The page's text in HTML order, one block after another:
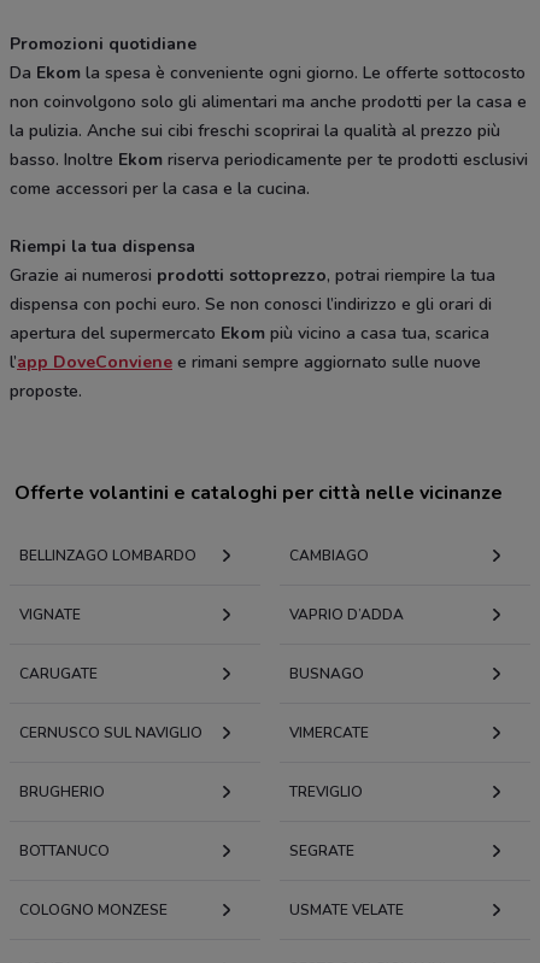
Promozioni quotidiane
Da Ekom la spesa è conveniente ogni giorno. Le offerte sottocosto
non coinvolgono solo gli alimentari ma anche prodotti per la casa e
la pulizia. Anche sui cibi freschi scoprirai la qualità al prezzo più
basso. Inoltre Ekom riserva periodicamente per te prodotti esclusivi
come accessori per la casa e la cucina.
Riempi la tua dispensa
Grazie ai numerosi prodotti sottoprezzo, potrai riempire la tua
dispensa con pochi euro. Se non conosci l’indirizzo e gli orari di
apertura del supermercato Ekom più vicino a casa tua, scarica
l’app DoveConviene e rimani sempre aggiornato sulle nuove
proposte.
Offerte volantini e cataloghi per città nelle vicinanze
BELLINZAGO LOMBARDO CAMBIAGO
VIGNATE VAPRIO D’ADDA
CARUGATE BUSNAGO
CERNUSCO SUL NAVIGLIO VIMERCATE
BRUGHERIO TREVIGLIO
BOTTANUCO SEGRATE
COLOGNO MONZESE USMATE VELATE